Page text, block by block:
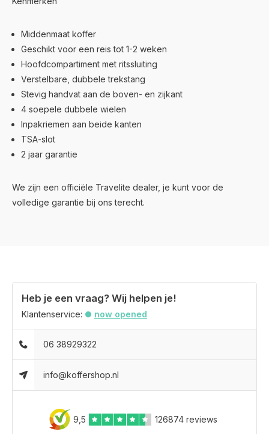
Middenmaat koffer
Geschikt voor een reis tot 1-2 weken
Hoofdcompartiment met ritssluiting
Verstelbare, dubbele trekstang
Stevig handvat aan de boven- en zijkant
4 soepele dubbele wielen
Inpakriemen aan beide kanten
TSA-slot
2 jaar garantie
We zijn een officiële Travelite dealer, je kunt voor de
volledige garantie bij ons terecht.
Heb je een vraag? Wij helpen je!
Klantenservice: now opened
06 38929322
info@koffershop.nl
9,5 126874 reviews